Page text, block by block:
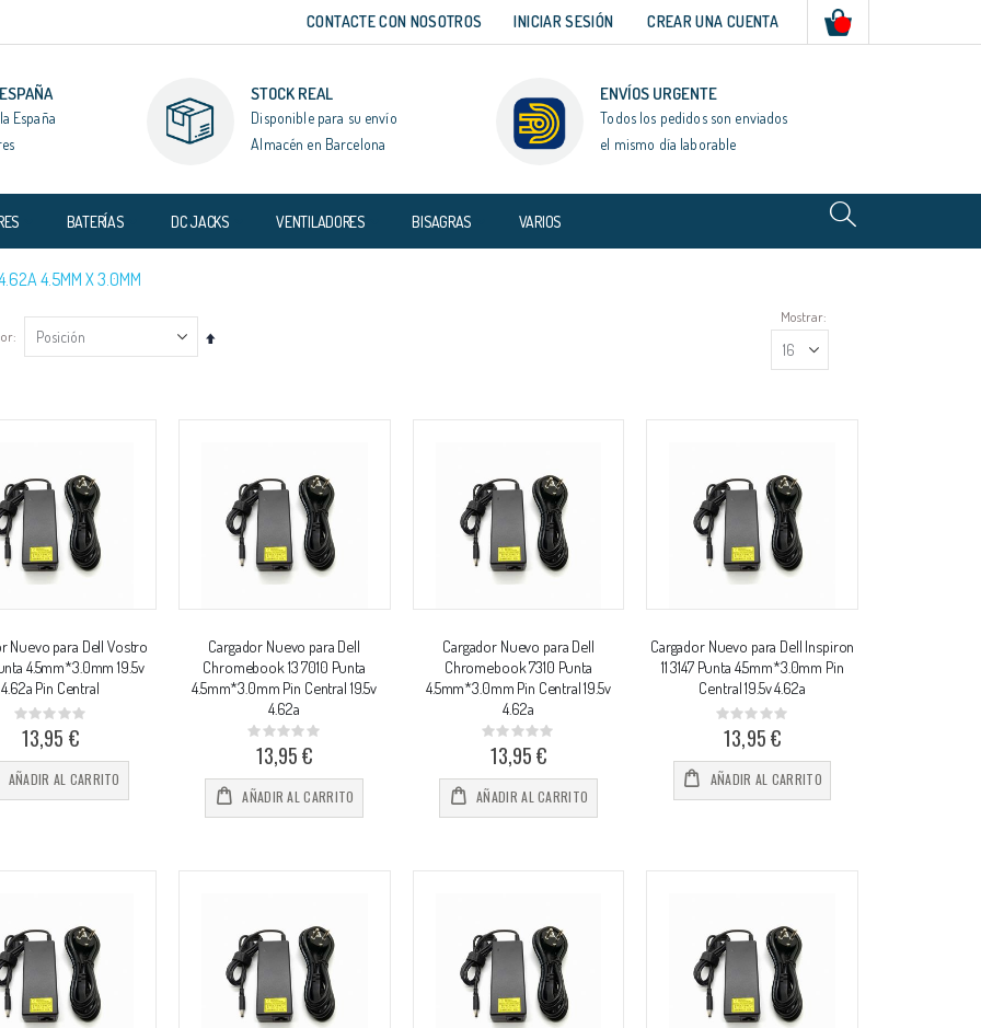
CONTACTE CON NOSOTROS INICIAR SESIÓN CREAR UNA CUENTA
España
STOCK REAL
Disponible para su envío
Almacén en Barcelona
ENVÍOS URGENTE
Todos los pedidos son enviados
el mismo día laborable
BATERÍAS DC JACKS VENTILADORES BISAGRAS VARIOS
4.5MM X 3.0MM
Fijar
Mostrar
Nuevo para Dell Vostro
4.5mm*3.0mm 19.5v
4.62a Pin Central
Rating:
0%
13,95 €
AÑADIR AL CARRITO
Cargador Nuevo para Dell
Chromebook 13 7010 Punta
4.5mm*3.0mm Pin Central 19.5v
4.62a
Rating:
0%
13,95 €
AÑADIR AL CARRITO
Cargador Nuevo para Dell
Chromebook 7310 Punta
4.5mm*3.0mm Pin Central 19.5v
4.62a
Rating:
0%
13,95 €
AÑADIR AL CARRITO
Cargador Nuevo para Dell Inspiron
11 3147 Punta 4.5mm*3.0mm Pin
Central 19.5v 4.62a
Rating:
0%
13,95 €
AÑADIR AL CARRITO